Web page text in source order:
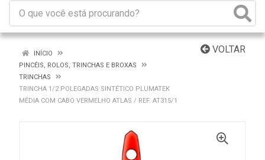
VOLTAR
INÍCIO
PINCÉIS, ROLOS, TRINCHAS E BROXAS
TRINCHAS
TRINCHA 1/2 POLEGADAS SINTÉTICO PLUMATEK
MÉDIA COM CABO VERMELHO ATLAS / REF. AT315/1